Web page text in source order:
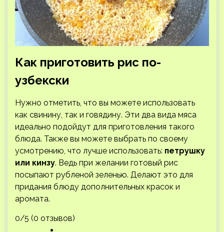
Как приготовить рис по-
узбекски
Нужно отметить, что вы можете использовать
как свинину, так и говядину. Эти два вида мяса
идеально подойдут для приготовления такого
блюда. Также вы можете выбрать по своему
усмотрению, что лучше использовать: петрушку
или кинзу. Ведь при желании готовый рис
посыпают рубленой зеленью. Делают это для
придания блюду дополнительных красок и
аромата.
0/5 (0 отзывов)